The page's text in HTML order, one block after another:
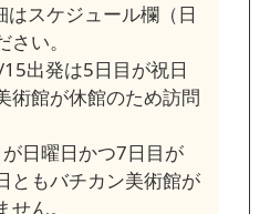
スケジュール欄（日
い。
出発は5日目が祝日
術館が休館のため訪問
日曜日かつ7日目が
ともバチカン美術館が
ん。